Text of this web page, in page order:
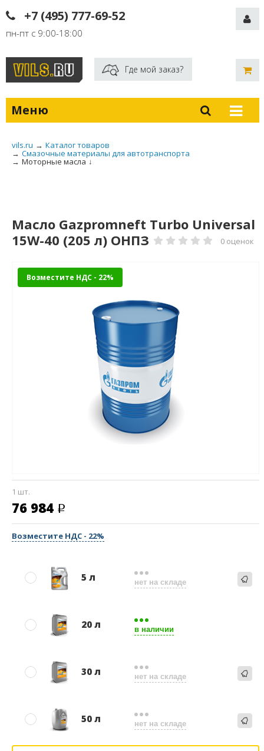
+7 (495) 777-69-52
пн-пт с 9:00-18:00
Где мой заказ?
Меню
vils.ru → Каталог товаров
→ Смазочные материалы для автотранспорта
→ Моторные масла ↓
Масло Gazpromneft Turbo Universal
15W-40 (205 л) ОНПЗ
0 оценок
Возместите НДС - 22%
1 шт.
76 984
Возместите НДС - 22%
5 л нет на складе
20 л в наличии
30 л нет на складе
50 л нет на складе